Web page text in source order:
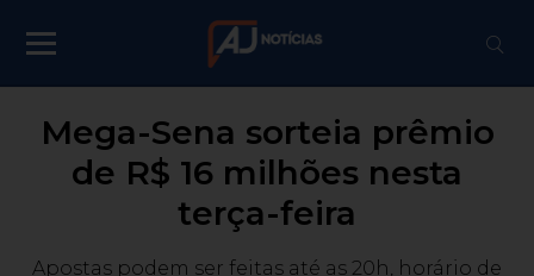
Mega-Sena sorteia prêmio
de R$ 16 milhões nesta
terça-feira
Apostas podem ser feitas até as 20h, horário de